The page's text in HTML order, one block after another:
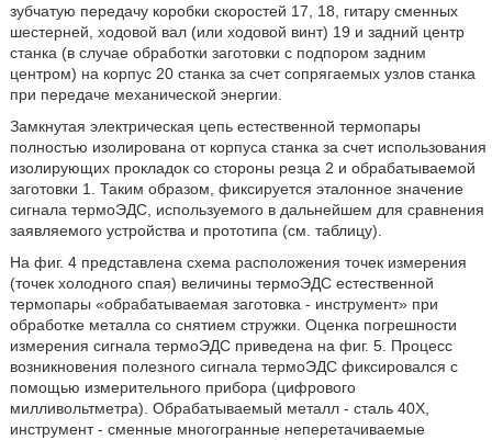
зубчатую передачу коробки скоростей 17, 18, гитару сменных
шестерней, ходовой вал (или ходовой винт) 19 и задний центр
станка (в случае обработки заготовки с подпором задним
центром) на корпус 20 станка за счет сопрягаемых узлов станка
при передаче механической энергии.
Замкнутая электрическая цепь естественной термопары
полностью изолирована от корпуса станка за счет использования
изолирующих прокладок со стороны резца 2 и обрабатываемой
заготовки 1. Таким образом, фиксируется эталонное значение
сигнала термоЭДС, используемого в дальнейшем для сравнения
заявляемого устройства и прототипа (см. таблицу).
На фиг. 4 представлена схема расположения точек измерения
(точек холодного спая) величины термоЭДС естественной
термопары «обрабатываемая заготовка - инструмент» при
обработке металла со снятием стружки. Оценка погрешности
измерения сигнала термоЭДС приведена на фиг. 5. Процесс
возникновения полезного сигнала термоЭДС фиксировался с
помощью измерительного прибора (цифрового
милливольтметра). Обрабатываемый металл - сталь 40Х,
инструмент - сменные многогранные неперетачиваемые